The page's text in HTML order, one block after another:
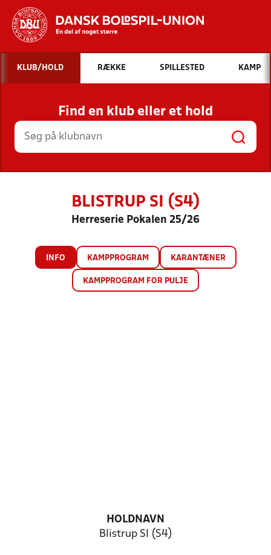
Hvad vil du søge efter?
INDHOLD OG NYHEDER
STILLINGER, RESULTATER, KLUBBER OG
HOLD
KLUB/HOLD RÆKKE SPILLESTED KAMP
Find en klub eller et hold
BLISTRUP SI (S4)
Herreserie Pokalen 25/26
INFO KAMPPROGRAM KARANTÆNER
KAMPPROGRAM FOR PULJE
HOLDNAVN
Blistrup SI (S4)